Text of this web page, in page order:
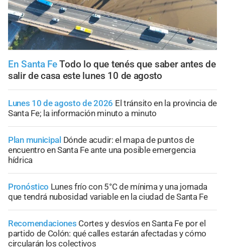
En Santa FeTodo lo que tenés que saber antes de
salir de casa este lunes 10 de agosto
Lunes 10 de agosto de 2026 El tránsito en la provincia de
Santa Fe; la información minuto a minuto
Plan municipal Dónde acudir: el mapa de puntos de
encuentro en Santa Fe ante una posible emergencia
hídrica
Pronóstico Lunes frío con 5°C de mínima y una jornada
que tendrá nubosidad variable en la ciudad de Santa Fe
Recomendaciones Cortes y desvíos en Santa Fe por el
partido de Colón: qué calles estarán afectadas y cómo
circularán los colectivos